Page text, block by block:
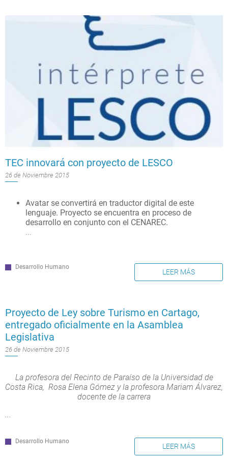
TEC innovará con proyecto de LESCO
26 de Noviembre 2015
Avatar se convertirá en traductor digital de este
lenguaje. Proyecto se encuentra en proceso de
desarrollo en conjunto con el CENAREC.
...
Desarrollo Humano
LEER MÁS
Proyecto de Ley sobre Turismo en Cartago,
entregado oficialmente en la Asamblea
Legislativa
26 de Noviembre 2015
La profesora del Recinto de Paraíso de la Universidad de
Costa Rica, Rosa Elena Gómez y la profesora Mariam Álvarez,
docente de la carrera
...
Desarrollo Humano
LEER MÁS